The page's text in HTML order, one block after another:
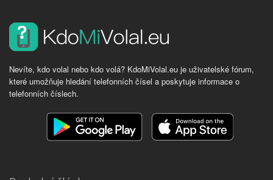
Nevíte, kdo volal nebo kdo volá? KdoMiVolal.eu je uživatelské fórum,
které umožňuje hledání telefonních čísel a poskytuje informace o
telefonních číslech.